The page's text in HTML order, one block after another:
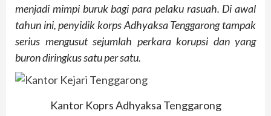
menjadi mimpi buruk bagi para pelaku rasuah. Di awal
tahun ini, penyidik korps Adhyaksa Tenggarong tampak
serius mengusut sejumlah perkara korupsi dan yang
buron diringkus satu per satu.
Kantor Koprs Adhyaksa Tenggarong